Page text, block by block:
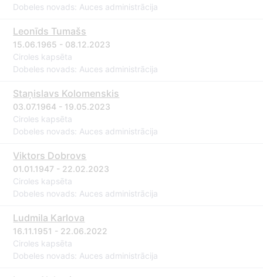
Dobeles novads: Auces administrācija
Leonīds Tumašs
15.06.1965 - 08.12.2023
Ciroles kapsēta
Dobeles novads: Auces administrācija
Staņislavs Kolomenskis
03.07.1964 - 19.05.2023
Ciroles kapsēta
Dobeles novads: Auces administrācija
Viktors Dobrovs
01.01.1947 - 22.02.2023
Ciroles kapsēta
Dobeles novads: Auces administrācija
Ludmila Karlova
16.11.1951 - 22.06.2022
Ciroles kapsēta
Dobeles novads: Auces administrācija